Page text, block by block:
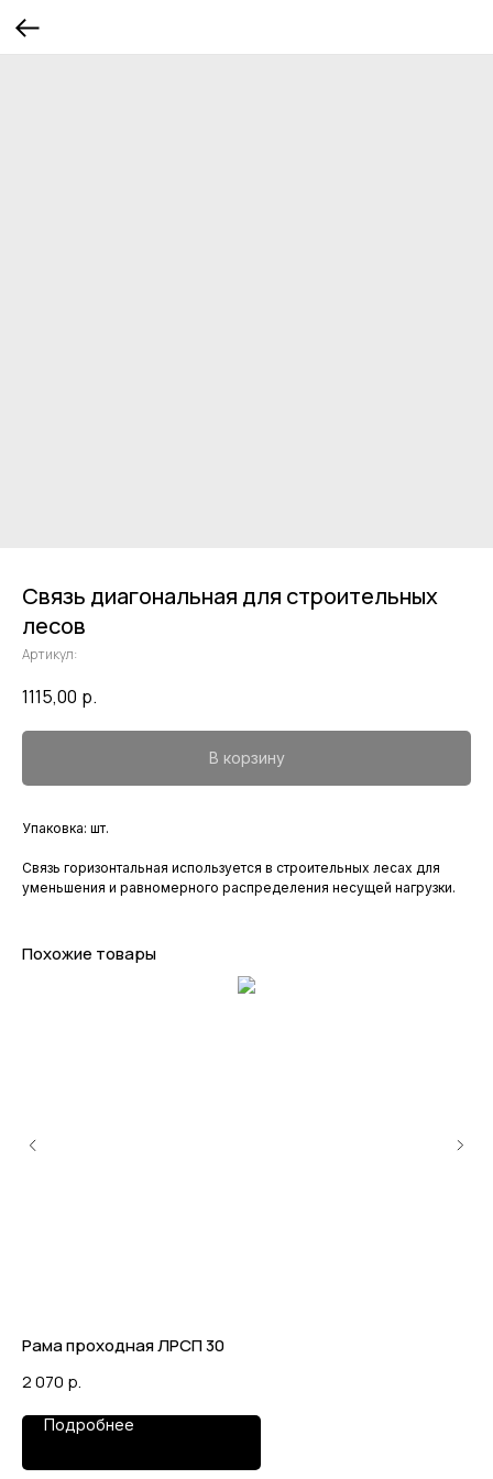
Связь диагональная для строительных
лесов
Артикул:
1115,00 р.
В корзину
Упаковка: шт.
Связь горизонтальная используется в строительных лесах для
уменьшения и равномерного распределения несущей нагрузки.
Похожие товары
Рама проходная ЛРСП 30
2 070 р.
Подробнее